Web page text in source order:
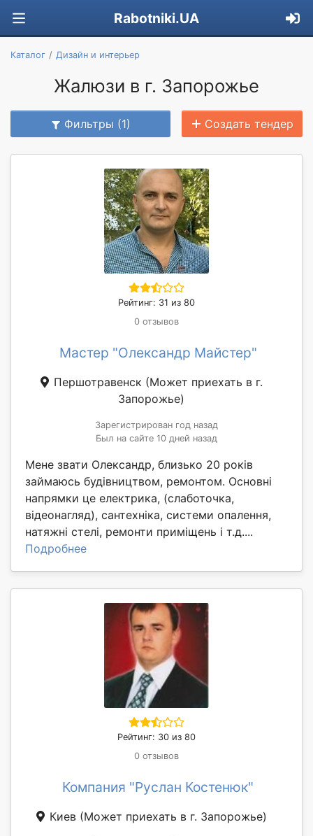
Rabotniki.UA
Каталог Дизайн и интерьер
Жалюзи в г. Запорожье
Фильтры (1) Создать тендер
Рейтинг: 31 из 80
0 отзывов
Мастер "Олександр Майстер"
Першотравенск (Может приехать в г.
Запорожье)
Зарегистрирован год назад
Был на сайте 10 дней назад
Мене звати Олександр, близько 20 років
займаюсь будівництвом, ремонтом. Основні
напрямки це електрика, (слаботочка,
відеонагляд), сантехніка, системи опалення,
натяжні стелі, ремонти приміщень і т.д....
Подробнее
Рейтинг: 30 из 80
0 отзывов
Компания "Руслан Костенюк"
Киев (Может приехать в г. Запорожье)